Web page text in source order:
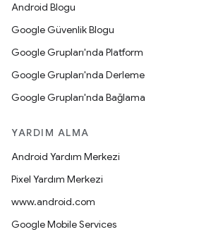
Android Blogu
Google Güvenlik Blogu
Google Grupları'nda Platform
Google Grupları'nda Derleme
Google Grupları'nda Bağlama
YARDIM ALMA
Android Yardım Merkezi
Pixel Yardım Merkezi
www.android.com
Google Mobile Services